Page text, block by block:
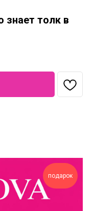
знает толк в
подарок